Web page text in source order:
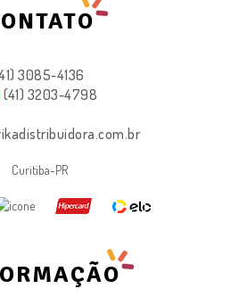
3085-4136
(41) 3203-4798
Curitiba-PR